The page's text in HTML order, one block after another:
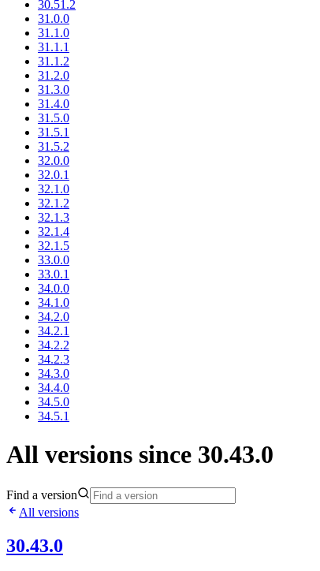
30.51.2
31.0.0
31.1.0
31.1.1
31.1.2
31.2.0
31.3.0
31.4.0
31.5.0
31.5.1
31.5.2
32.0.0
32.0.1
32.1.0
32.1.2
32.1.3
32.1.4
32.1.5
33.0.0
33.0.1
34.0.0
34.1.0
34.2.0
34.2.1
34.2.2
34.2.3
34.3.0
34.4.0
34.5.0
34.5.1
All versions since 30.43.0
Find a version
All versions
30.43.0